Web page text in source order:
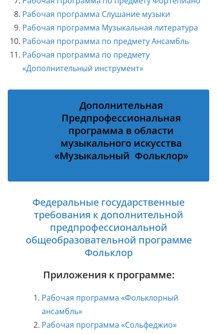
Рабочая программа Слушание музыки
Рабочая программа Музыкальная литература
Рабочая программа по предмету Ансамбль
Рабочая программа по предмету
«Дополнительный инструмент»
Дополнительная
Предпрофессиональная
программа в области
музыкального искусства
«Музыкальный Фольклор»
Федеральные государственные
требования к дополнительной
предпрофессиональной
общеобразовательной программе
Фольклор
Приложения к программе:
Рабочая программа «Фольклорный
ансамбль»
Рабочая программа «Сольфеджио»